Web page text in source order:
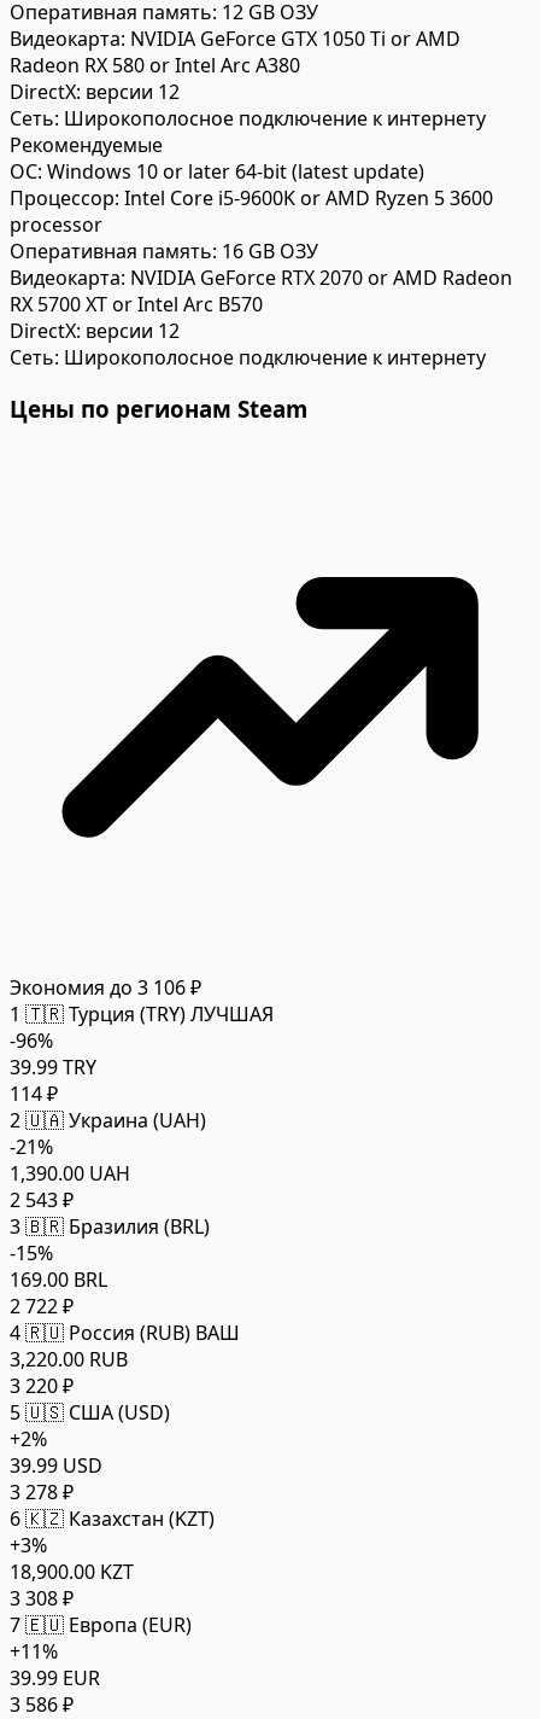
Оперативная память: 12 GB ОЗУ
Видеокарта: NVIDIA GeForce GTX 1050 Ti or AMD
Radeon RX 580 or Intel Arc A380
DirectX: версии 12
Сеть: Широкополосное подключение к интернету
Рекомендуемые
ОС: Windows 10 or later 64-bit (latest update)
Процессор: Intel Core i5-9600K or AMD Ryzen 5 3600
processor
Оперативная память: 16 GB ОЗУ
Видеокарта: NVIDIA GeForce RTX 2070 or AMD Radeon
RX 5700 XT or Intel Arc B570
DirectX: версии 12
Сеть: Широкополосное подключение к интернету
Цены по регионам Steam
Экономия до 3 106 ₽
1 🇹🇷 Турция (TRY)ЛУЧШАЯ
-96%
39.99 TRY
114 ₽
2🇺🇦 Украина (UAH)
-21%
1,390.00 UAH
2 543 ₽
3🇧🇷 Бразилия (BRL)
-15%
169.00 BRL
2 722 ₽
4🇷🇺 Россия (RUB) ВАШ
3,220.00 RUB
3 220 ₽
5🇺🇸 США (USD)
+2%
39.99 USD
3 278 ₽
6🇰🇿 Казахстан (KZT)
+3%
18,900.00 KZT
3 308 ₽
7🇪🇺 Европа (EUR)
+11%
39.99 EUR
3 586 ₽